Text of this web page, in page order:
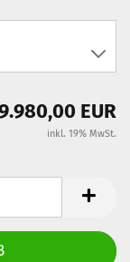
EUR
inkl. 19% MwSt.